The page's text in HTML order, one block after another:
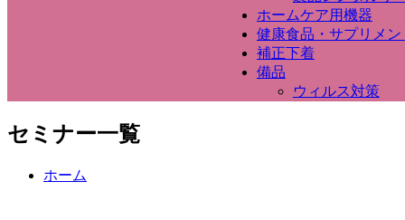
ホームケア用機器
健康食品・サプリメン
補正下着
備品
ウィルス対策
セミナー一覧
ホーム